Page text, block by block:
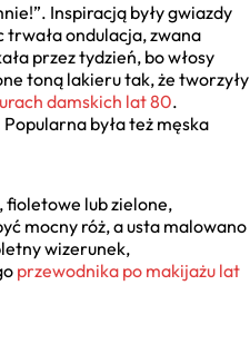
Inspiracją były gwiazdy
trwała ondulacja, zwana
przez tydzień, bo włosy
toną lakieru tak, że tworzyły
damskich lat 80.
była też męska
fioletowe lub zielone,
mocny róż, a usta malowano
wizerunek,
przewodnika po makijażu lat